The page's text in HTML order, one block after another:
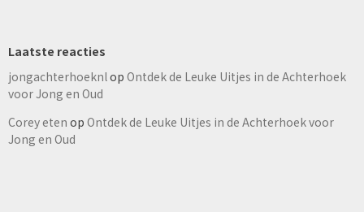
Laatste reacties
jongachterhoeknl op Ontdek de Leuke Uitjes in de Achterhoek
voor Jong en Oud
Corey eten op Ontdek de Leuke Uitjes in de Achterhoek voor
Jong en Oud